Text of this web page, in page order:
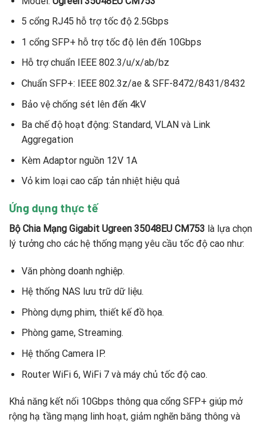
5 cổng RJ45 hỗ trợ tốc độ 2.5Gbps
1 cổng SFP+ hỗ trợ tốc độ lên đến 10Gbps
Hỗ trợ chuẩn IEEE 802.3/u/x/ab/bz
Chuẩn SFP+: IEEE 802.3z/ae & SFF-8472/8431/8432
Bảo vệ chống sét lên đến 4kV
Ba chế độ hoạt động: Standard, VLAN và Link
Aggregation
Kèm Adaptor nguồn 12V 1A
Vỏ kim loại cao cấp tản nhiệt hiệu quả
Ứng dụng thực tế
Bộ Chia Mạng Gigabit Ugreen 35048EU CM753 là lựa chọn
lý tưởng cho các hệ thống mạng yêu cầu tốc độ cao như:
Văn phòng doanh nghiệp.
Hệ thống NAS lưu trữ dữ liệu.
Phòng dựng phim, thiết kế đồ họa.
Phòng game, Streaming.
Hệ thống Camera IP.
Router WiFi 6, WiFi 7 và máy chủ tốc độ cao.
Khả năng kết nối 10Gbps thông qua cổng SFP+ giúp mở
rộng hạ tầng mạng linh hoạt, giảm nghẽn băng thông và